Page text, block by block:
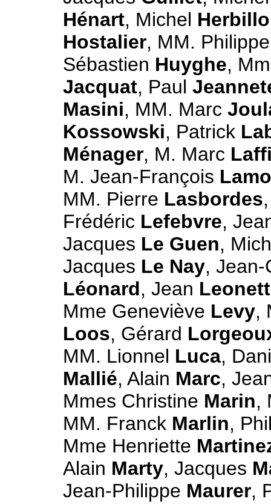
Hénart, Michel
Hostalier, MM.
Sébastien Huyghe,
Jacquat, Paul
Masini, MM. Marc
Kossowski, Patrick
Ménager, M. Marc
M. Jean-François
MM. Pierre Lasbordes
Frédéric Lefebvre,
Jacques Le Guen,
Jacques Le Nay,
Léonard, Jean
Mme Geneviève Levy,
Loos, Gérard
MM. Lionnel Luca,
Mallié, Alain Marc,
Mmes Christine Marin,
MM. Franck Marlin,
Mme Henriette
Alain Marty, Jacques
Jean-Philippe Maurer,